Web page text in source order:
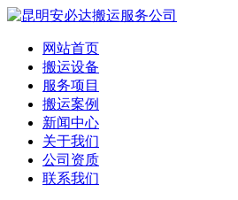
网站首页
搬运设备
服务项目
搬运案例
新闻中心
关于我们
公司资质
联系我们